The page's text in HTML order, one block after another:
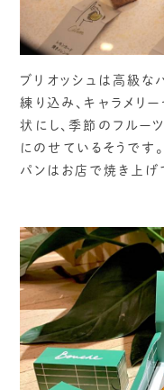
ブリオッシュは高級な
練り込み、キャラメリ
状にし、季節のフルー
にのせているそうです。
パンはお店で焼き上げ